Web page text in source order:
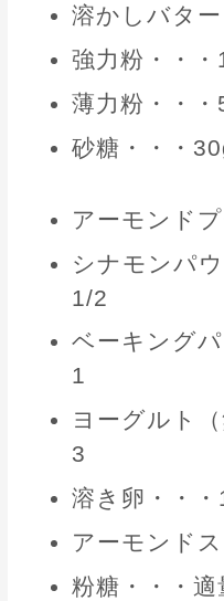
溶かしバタ
強力粉・・・
薄力粉・・・
砂糖・・・
アーモンド
シナモンパ
1/2
ベーキング
1
ヨーグルト
3
溶き卵・・・
アーモンド
粉糖・・・適